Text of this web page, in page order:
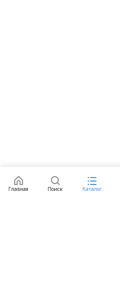
Главная Поиск Каталог